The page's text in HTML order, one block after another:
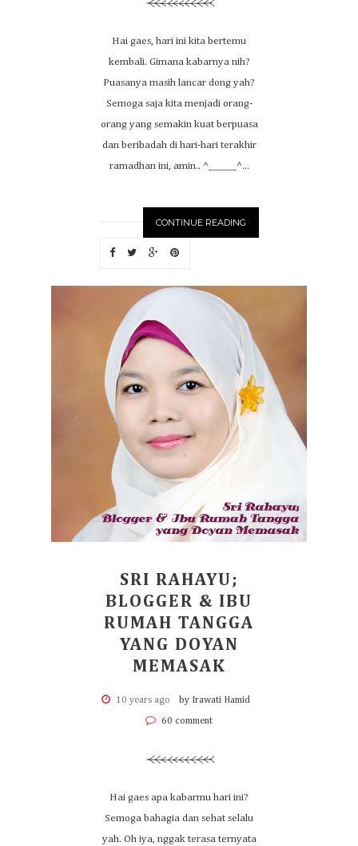
Hai gaes, hari ini kita bertemu
kembali. Gimana kabarnya nih?
Puasanya masih lancar dong yah?
Semoga saja kita menjadi orang-
orang yang semakin kuat berpuasa
dan beribadah di hari-hari terakhir
ramadhan ini, amin.. ^_______^...
CONTINUE READING
SRI RAHAYU;
BLOGGER & IBU
RUMAH TANGGA
YANG DOYAN
MEMASAK
10 years ago by Irawati Hamid
60 comment
Hai gaes apa kabarmu hari ini?
Semoga bahagia dan sehat selalu
yah. Oh iya, nggak terasa ternyata